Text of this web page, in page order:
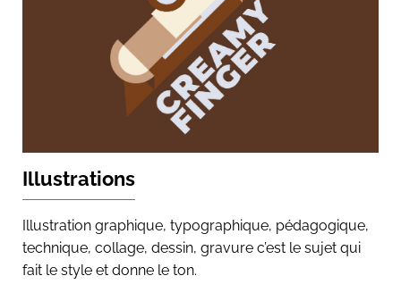
Illustrations
Illustration graphique, typographique, pédagogique,
technique, collage, dessin, gravure c’est le sujet qui
fait le style et donne le ton.